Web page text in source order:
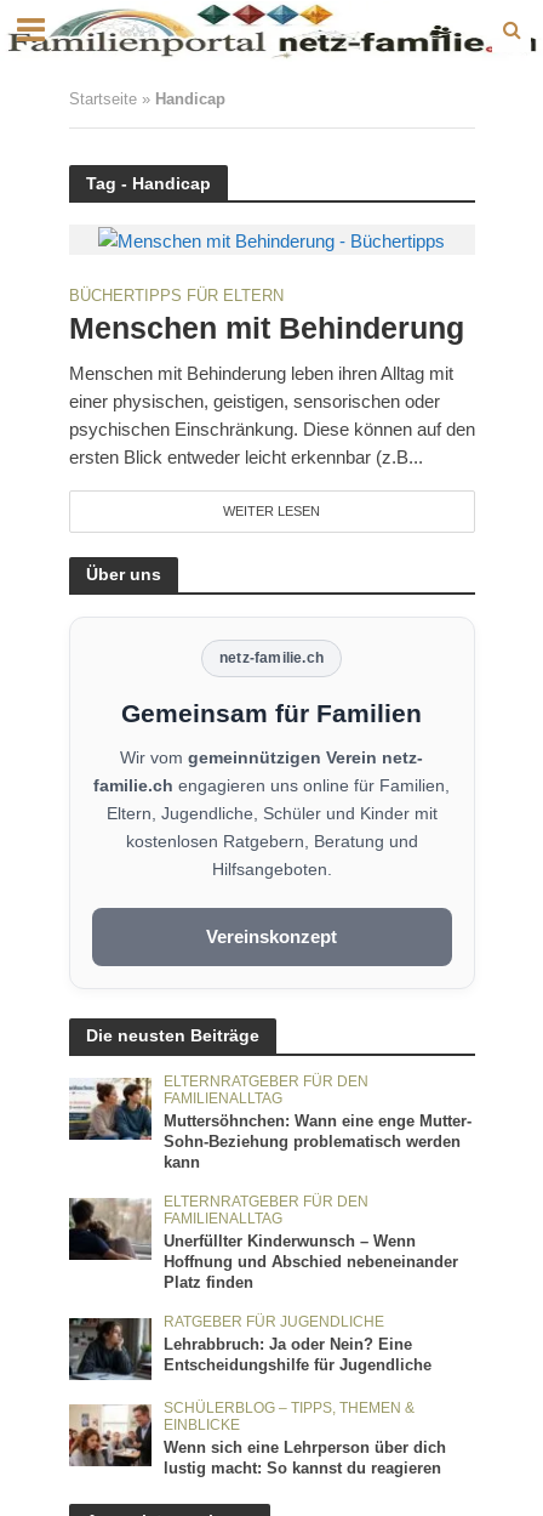
Startseite» Handicap
Tag - Handicap
BÜCHERTIPPS FÜR ELTERN
Menschen mit Behinderung
Menschen mit Behinderung leben ihren Alltag mit
einer physischen, geistigen, sensorischen oder
psychischen Einschränkung. Diese können auf den
ersten Blick entweder leicht erkennbar (z.B...
WEITER LESEN
Über uns
netz-familie.ch
Gemeinsam für Familien
Wir vom gemeinnützigen Verein netz-
familie.ch engagieren uns online für Familien,
Eltern, Jugendliche, Schüler und Kinder mit
kostenlosen Ratgebern, Beratung und
Hilfsangeboten.
Vereinskonzept
Die neusten Beiträge
ELTERNRATGEBER FÜR DEN
FAMILIENALLTAG
Muttersöhnchen: Wann eine enge Mutter-
Sohn-Beziehung problematisch werden
kann
ELTERNRATGEBER FÜR DEN
FAMILIENALLTAG
Unerfüllter Kinderwunsch – Wenn
Hoffnung und Abschied nebeneinander
Platz finden
RATGEBER FÜR JUGENDLICHE
Lehrabbruch: Ja oder Nein? Eine
Entscheidungshilfe für Jugendliche
SCHÜLERBLOG – TIPPS, THEMEN &
EINBLICKE
Wenn sich eine Lehrperson über dich
lustig macht: So kannst du reagieren